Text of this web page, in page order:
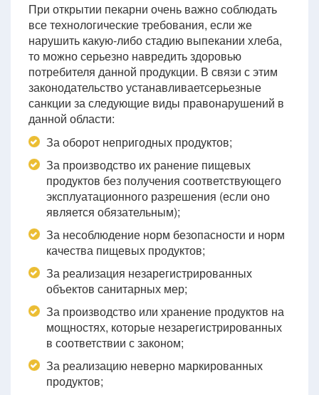
При открытии пекарни очень важно соблюдать
все технологические требования, если же
нарушить какую-либо стадию выпекании хлеба,
то можно серьезно навредить здоровью
потребителя данной продукции. В связи с этим
законодательство устанавливаетсерьезные
санкции за следующие виды правонарушений в
данной области:
За оборот непригодных продуктов;
За производство их ранение пищевых
продуктов без получения соответствующего
эксплуатационного разрешения (если оно
является обязательным);
За несоблюдение норм безопасности и норм
качества пищевых продуктов;
За реализация незарегистрированных
объектов санитарных мер;
За производство или хранение продуктов на
мощностях, которые незарегистрированных
в соответствии с законом;
За реализацию неверно маркированных
продуктов;